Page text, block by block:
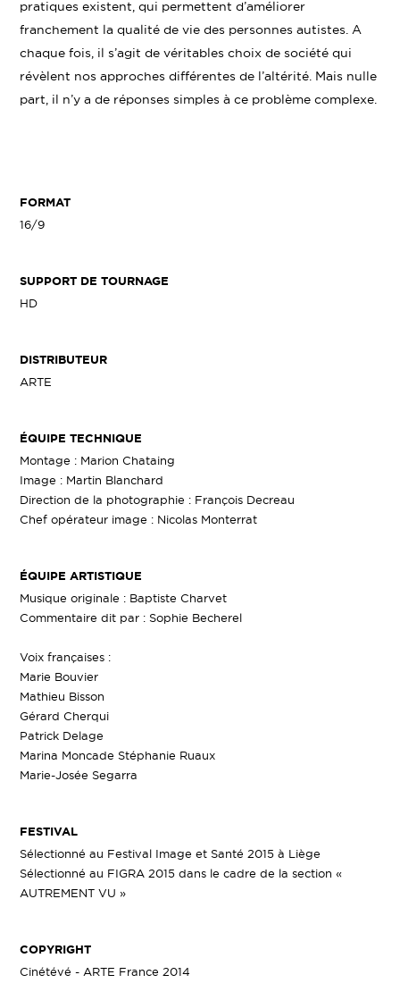
pratiques existent, qui permettent d’améliorer
franchement la qualité de vie des personnes autistes. A
chaque fois, il s’agit de véritables choix de société qui
révèlent nos approches différentes de l’altérité. Mais nulle
part, il n’y a de réponses simples à ce problème complexe.
FORMAT
16/9
SUPPORT DE TOURNAGE
HD
DISTRIBUTEUR
ARTE
ÉQUIPE TECHNIQUE
Montage : Marion Chataing
Image : Martin Blanchard
Direction de la photographie : François Decreau
Chef opérateur image : Nicolas Monterrat
ÉQUIPE ARTISTIQUE
Musique originale : Baptiste Charvet
Commentaire dit par : Sophie Becherel
Voix françaises :
Marie Bouvier
Mathieu Bisson
Gérard Cherqui
Patrick Delage
Marina Moncade Stéphanie Ruaux
Marie-Josée Segarra
FESTIVAL
Sélectionné au Festival Image et Santé 2015 à Liège
Sélectionné au FIGRA 2015 dans le cadre de la section «
AUTREMENT VU »
COPYRIGHT
Cinétévé - ARTE France 2014